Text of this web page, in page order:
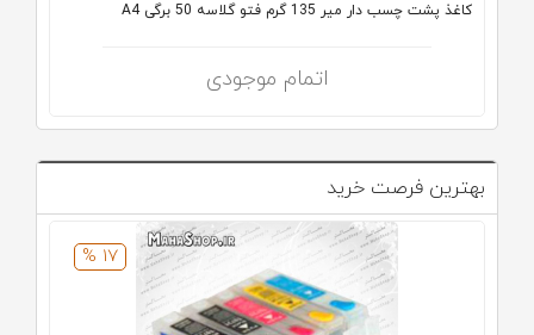
کاغذ پشت چسب دار میر 135 گرم فتو گلاسه 50 برگی A4
اتمام موجودی
بهترین فرصت خرید
17 %